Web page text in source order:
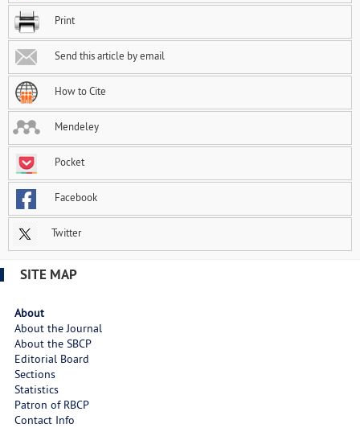
Print
Send this article by email
How to Cite
Mendeley
Pocket
Facebook
Twitter
SITE MAP
About
About the Journal
About the SBCP
Editorial Board
Sections
Statistics
Patron of RBCP
Contact Info